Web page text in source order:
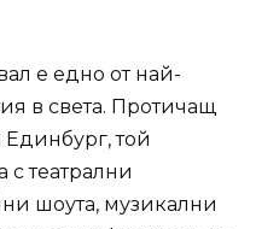
е едно от най-
в света. Протичащ
той
с театрални
шоута, музикални